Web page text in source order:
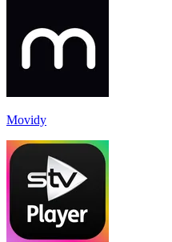
Movidy